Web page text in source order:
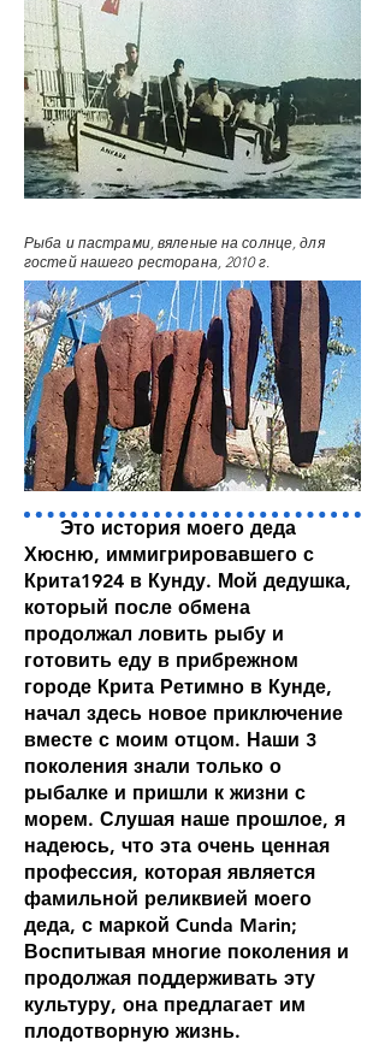
Рыба и пастрами, вяленые на солнце, для
гостей нашего ресторана, 2010 г.
Это история моего деда
Хюсню, иммигрировавшего с
Крита1924 в Кунду. Мой дедушка,
который после обмена
продолжал ловить рыбу и
готовить еду в прибрежном
городе Крита Ретимно в Кунде,
начал здесь новое приключение
вместе с моим отцом. Наши 3
поколения знали только о
рыбалке и пришли к жизни с
морем. Слушая наше прошлое, я
надеюсь, что эта очень ценная
профессия, которая является
фамильной реликвией моего
деда, с маркой Cunda Marin;
Воспитывая многие поколения и
продолжая поддерживать эту
культуру, она предлагает им
плодотворную жизнь.